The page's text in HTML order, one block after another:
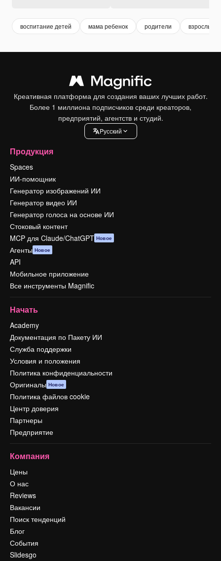
воспитание детей мама ребенок родители взрослые
Креативная платформа для создания ваших лучших работ.
Более 1 миллиона подписчиков среди креаторов,
предприятий, агентств и студий.
Pусский
Продукция
Spaces
ИИ-помощник
Генератор изображений ИИ
Генератор видео ИИ
Генератор голоса на основе ИИ
Стоковый контент
MCP для Claude/ChatGPT Новое
Агенты Новое
API
Мобильное приложение
Все инструменты Magnific
Начать
Academy
Документация по Пакету ИИ
Служба поддержки
Условия и положения
Политика конфиденциальности
Оригиналы Новое
Политика файлов cookie
Центр доверия
Партнеры
Предприятие
Компания
Цены
О нас
Reviews
Вакансии
Поиск тенденций
Блог
События
Slidesgo